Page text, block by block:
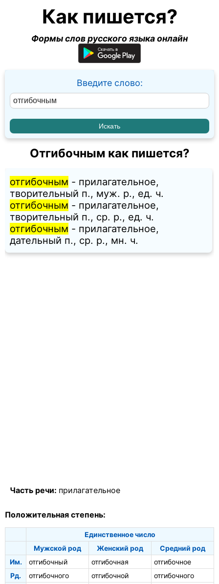
Как пишется?
Формы слов русского языка онлайн
Введите слово:
Отгибочным как пишется?
отгибочным - прилагательное,
творительный п., муж. p., ед. ч.
отгибочным - прилагательное,
творительный п., ср. p., ед. ч.
отгибочным - прилагательное,
дательный п., ср. p., мн. ч.
Часть речи: прилагательное
Положительная степень:
Единственное число
Мужской род
Женский род
Средний род
Им.
отгибочный отгибочная
отгибочное
Рд.
отгибочного отгибочной
отгибочного